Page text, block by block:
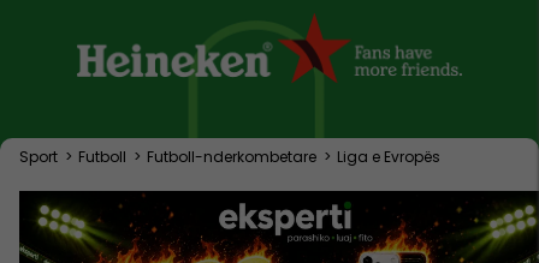
Sport > Futboll > Futboll-nderkombetare > Liga e Evropës